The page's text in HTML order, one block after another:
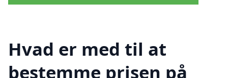
Hvad er med til at
bestemme prisen på